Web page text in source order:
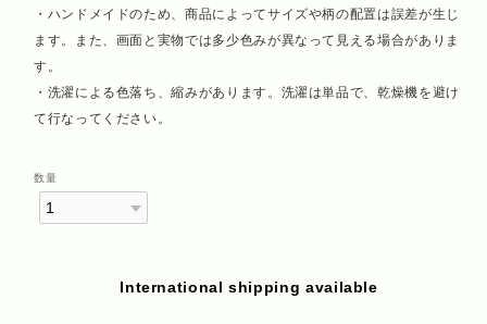
・ハンドメイドのため、商品によってサイズや柄の配置は誤差が生じ
ます。また、画面と実物では多少色みが異なって見える場合がありま
す。
・洗濯による色落ち、縮みがあります。洗濯は単品で、乾燥機を避け
て行なってください。
数量
International shipping available